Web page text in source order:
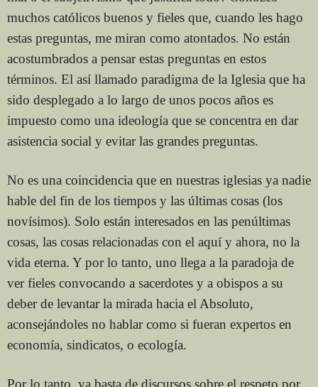
muchos católicos buenos y fieles que, cuando les hago
estas preguntas, me miran como atontados. No están
acostumbrados a pensar estas preguntas en estos
términos. El así llamado paradigma de la Iglesia que ha
sido desplegado a lo largo de unos pocos años es
impuesto como una ideología que se concentra en dar
asistencia social y evitar las grandes preguntas.
No es una coincidencia que en nuestras iglesias ya nadie
hable del fin de los tiempos y las últimas cosas (los
novísimos). Solo están interesados en las penúltimas
cosas, las cosas relacionadas con el aquí y ahora, no la
vida eterna. Y por lo tanto, uno llega a la paradoja de
ver fieles convocando a sacerdotes y a obispos a su
deber de levantar la mirada hacia el Absoluto,
aconsejándoles no hablar como si fueran expertos en
economía, sindicatos, o ecología.
Por lo tanto, ya basta de discursos sobre el respeto por